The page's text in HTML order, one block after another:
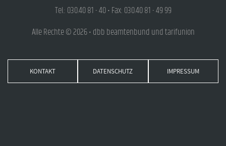
Tel.: 030.40 81 - 40 • Fax: 030.40 81 - 49 99
Alle Rechte © 2026 • dbb beamtenbund und tarifunion
KONTAKT DATENSCHUTZ IMPRESSUM